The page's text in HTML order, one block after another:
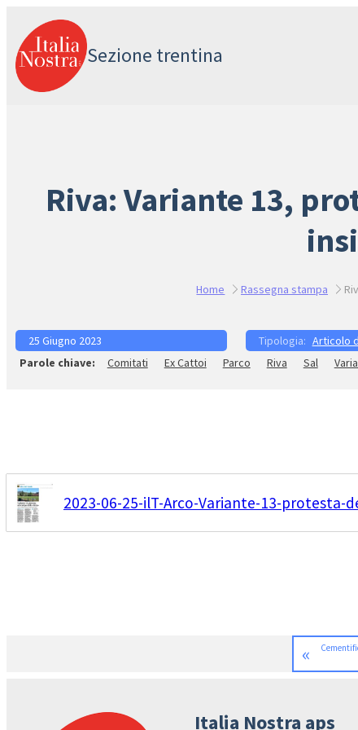
al
contenuto
Sezione trentina
Riva: Variante 13,
Home Rassegna stampa
25 Giugno 2023 Articolo
Comitati
Ex Cattoi Parco Riva Sal
2023-06-25-ilT-Arco-Variante-13-protesta-
«
Italia Nostra aps